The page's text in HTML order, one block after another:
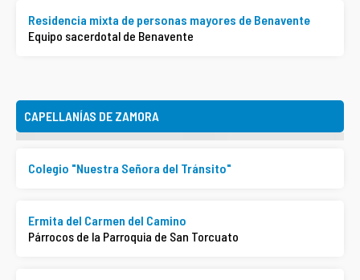
Residencia mixta de personas mayores de Benavente
Equipo sacerdotal de Benavente
CAPELLANÍAS DE ZAMORA
Colegio "Nuestra Señora del Tránsito"
Ermita del Carmen del Camino
Párrocos de la Parroquia de San Torcuato